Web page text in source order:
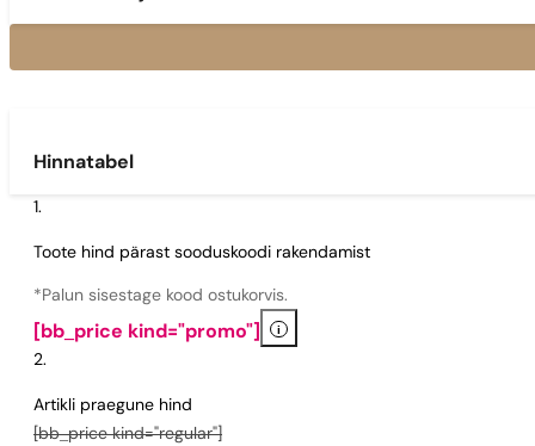
Hinnatabel
Toote hind pärast sooduskoodi rakendamist
*Palun sisestage kood ostukorvis.
[bb_price kind="promo"] i
Artikli praegune hind
[bb_price kind="regular"]